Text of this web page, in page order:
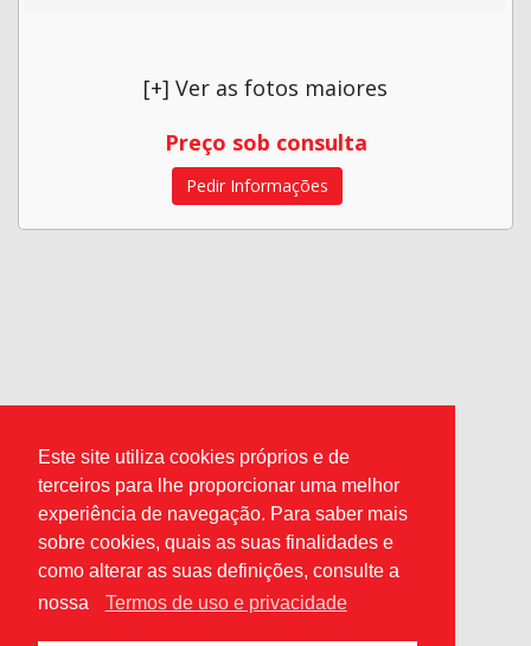
Este site utiliza cookies próprios e de
terceiros para lhe proporcionar uma melhor
experiência de navegação. Para saber mais
sobre cookies, quais as suas finalidades e
como alterar as suas definições, consulte a
nossa
Termos de uso e privacidade
[+] Ver as fotos maiores
Preço sob consulta
Pedir Informações